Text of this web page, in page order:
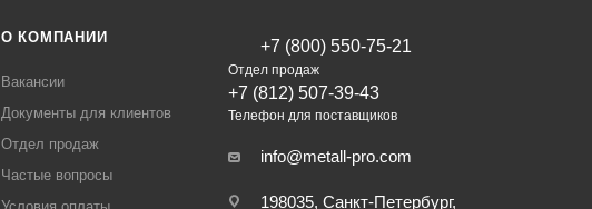
О КОМПАНИИ
Вакансии
Документы для клиентов
Отдел продаж
Частые вопросы
+7 (800) 550-75-21
Отдел продаж
+7 (812) 507-39-43
Телефон для поставщиков
info@metall-pro.com
198035, Санкт-Петербург,